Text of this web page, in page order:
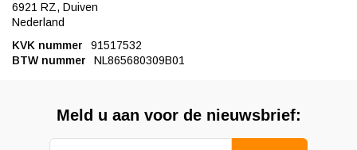
6921 RZ, Duiven
Nederland
KVK nummer
91517532
BTW nummer
NL865680309B01
Meld u aan voor de nieuwsbrief: